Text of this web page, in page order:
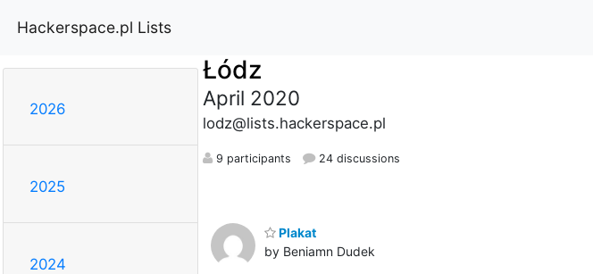
Hackerspace.pl Lists
2026
2025
2024
Łódz
April 2020
lodz@lists.hackerspace.pl
9 participants 24 discussions
Plakat
by Beniamn Dudek